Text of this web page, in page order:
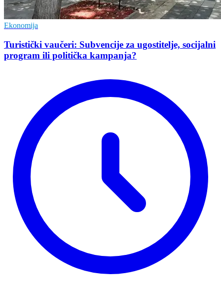
Ekonomija
Turistički vaučeri: Subvencije za ugostitelje, socijalni
program ili politička kampanja?